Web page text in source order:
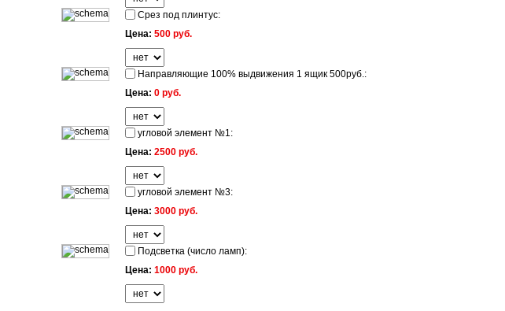
Срез под плинтус:
Цена: 500 руб.
Направляющие 100% выдвижения 1 ящик 500руб.:
Цена: 0 руб.
угловой элемент №1:
Цена: 2500 руб.
угловой элемент №3:
Цена: 3000 руб.
Подсветка (число ламп):
Цена: 1000 руб.